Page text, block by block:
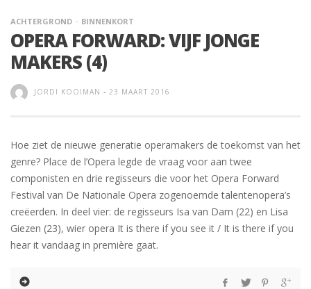
ACHTERGROND BINNENKORT
OPERA FORWARD: VIJF JONGE
MAKERS (4)
JORDI KOOIMAN - 23 MAART 2016
Hoe ziet de nieuwe generatie operamakers de toekomst van het
genre? Place de l’Opera legde de vraag voor aan twee
componisten en drie regisseurs die voor het Opera Forward
Festival van De Nationale Opera zogenoemde talentenopera’s
creëerden. In deel vier: de regisseurs Isa van Dam (22) en Lisa
Giezen (23), wier opera It is there if you see it / It is there if you
hear it vandaag in première gaat.